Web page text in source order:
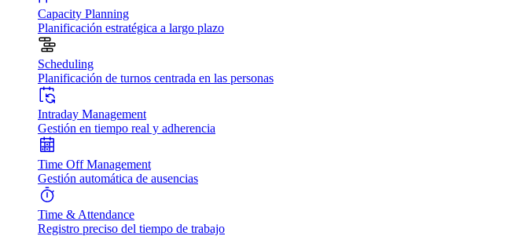
Capacity Planning
Planificación estratégica a largo plazo
Scheduling
Planificación de turnos centrada en las personas
Intraday Management
Gestión en tiempo real y adherencia
Time Off Management
Gestión automática de ausencias
Time & Attendance
Registro preciso del tiempo de trabajo